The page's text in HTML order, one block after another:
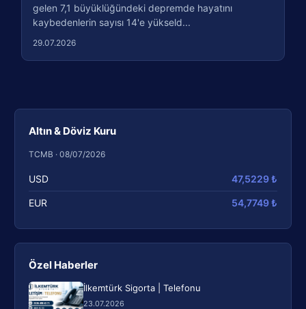
Altın & Döviz Kuru
TCMB · 08/07/2026
USD 47,5229 ₺
EUR 54,7749 ₺
Özel Haberler
İlkemtürk Sigorta | Telefonu
23.07.2026
gelen 7,1 büyüklüğündeki depremde hayatını
kaybedenlerin sayısı 14'e yükseld...
29.07.2026